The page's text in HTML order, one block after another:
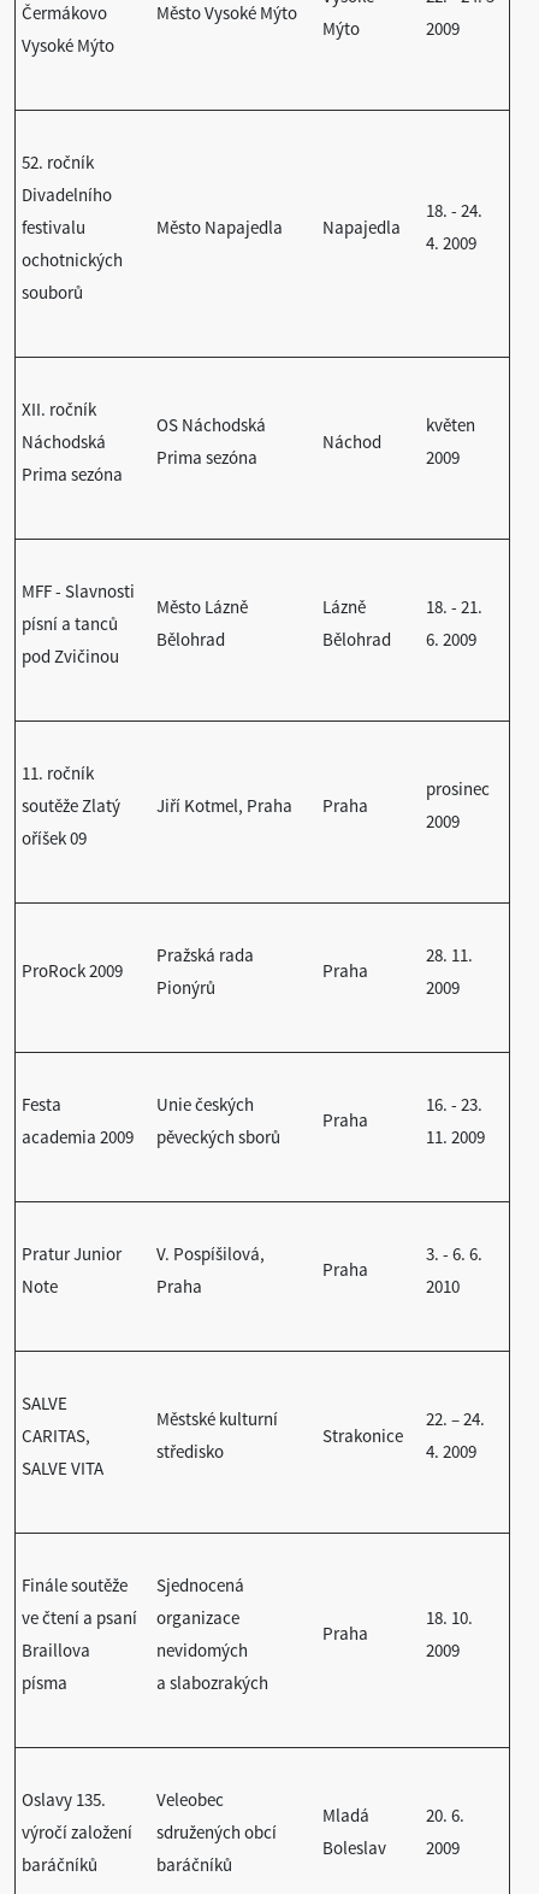
Čermákovo
Vysoké Mýto
Město Vysoké Mýto
Mýto
2009
52. ročník
Divadelního
festivalu
ochotnických
souborů
Město Napajedla Napajedla
18. - 24.
4. 2009
XII. ročník
Náchodská
Prima sezóna
OS Náchodská
Prima sezóna
Náchod
květen
2009
MFF - Slavnosti
písní a tanců
pod Zvičinou
Město Lázně
Bělohrad
Lázně
Bělohrad
18. - 21.
6. 2009
11. ročník
soutěže Zlatý
oříšek 09
Jiří Kotmel, Praha Praha
prosinec
2009
ProRock 2009
Pražská rada
Pionýrů
Praha
28. 11.
2009
Festa
academia 2009
Unie českých
pěveckých sborů
Praha
16. - 23.
11. 2009
Pratur Junior
Note
V. Pospíšilová,
Praha
Praha
3. - 6. 6.
2010
SALVE
CARITAS,
SALVE VITA
Městské kulturní
středisko
Strakonice
22. – 24.
4. 2009
Finále soutěže
ve čtení a psaní
Braillova
písma
Sjednocená
organizace
nevidomých
a slabozrakých
Praha
18. 10.
2009
Oslavy 135.
výročí založení
baráčníků
Veleobec
sdružených obcí
baráčníků
Mladá
Boleslav
20. 6.
2009